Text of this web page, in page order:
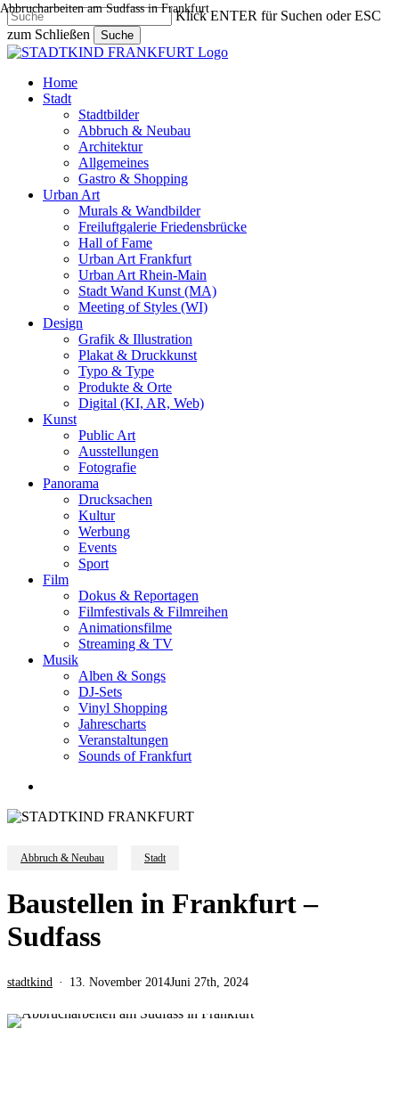
Skip
to
main
content
Klick ENTER für Suchen oder ESC
zum Schließen
Suche
Close
search
Menu
Home
Stadt
Stadtbilder
Abbruch & Neubau
Architektur
Allgemeines
Gastro & Shopping
Urban Art
Murals & Wandbilder
Freiluftgalerie Friedensbrücke
Hall of Fame
Urban Art Frankfurt
Urban Art Rhein-Main
Stadt Wand Kunst (MA)
Meeting of Styles (WI)
Design
Grafik & Illustration
Plakat & Druckkunst
Typo & Type
Produkte & Orte
Digital (KI, AR, Web)
Kunst
Public Art
Ausstellungen
Fotografie
Panorama
Drucksachen
Kultur
Werbung
Events
Sport
Film
Dokus & Reportagen
Filmfestivals & Filmreihen
Animationsfilme
Streaming & TV
Musik
Alben & Songs
DJ-Sets
Vinyl Shopping
Jahrescharts
Veranstaltungen
Sounds of Frankfurt
Abbruch & Neubau Stadt
Baustellen in Frankfurt –
Sudfass
stadtkind 13. November 2014Juni 27th, 2024
Abbrucharbeiten am Sudfass in Frankfurt